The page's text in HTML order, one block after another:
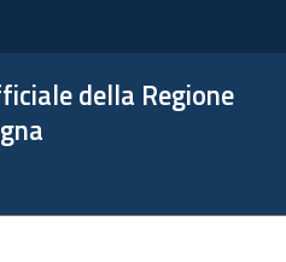
della Regione